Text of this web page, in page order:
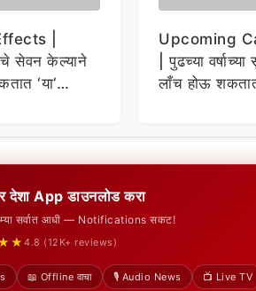
|
सेवन केल्याने
‘या’
Upcoming
| पुढच्या
लाँच होऊ शकतात
देशा App डाउनलोड करा
सर्वात आधी — Notifications सकट!
4.8 (12K+ reviews)
📖 Offline वाचा 🎙️ Audio News 📺 Live TV